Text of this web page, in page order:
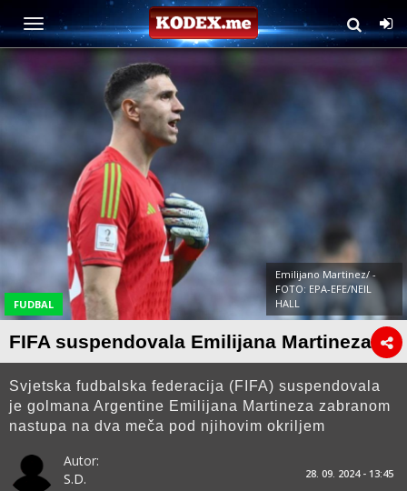
FUDBAL
Emilijano Martinez/ -
FOTO: EPA-EFE/NEIL
HALL
FIFA suspendovala Emilijana Martineza
Svjetska fudbalska federacija (FIFA) suspendovala
je golmana Argentine Emilijana Martineza zabranom
nastupa na dva meča pod njihovim okriljem
Autor:
S.D.
28. 09. 2024 - 13:45